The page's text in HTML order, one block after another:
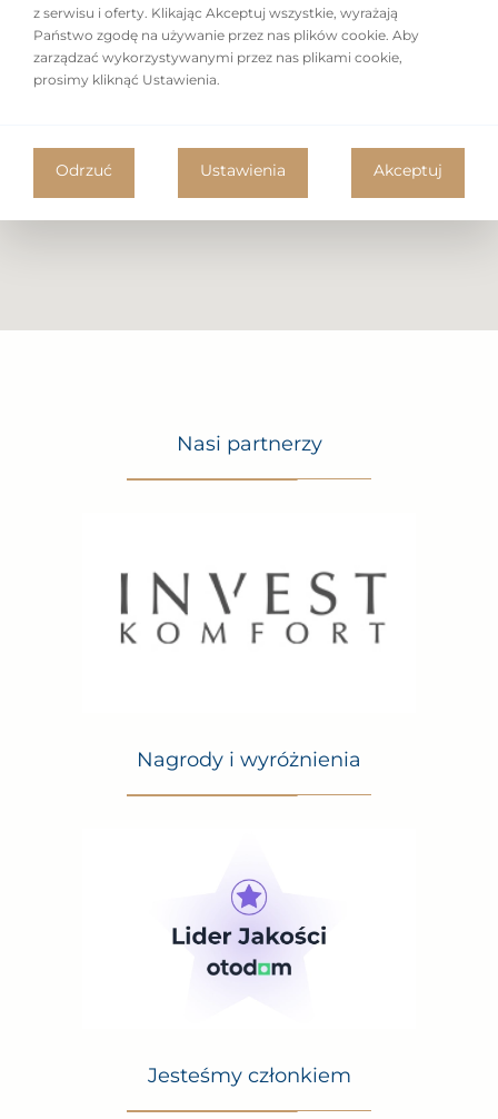
Nasi partnerzy
Nagrody i wyróżnienia
Jesteśmy członkiem
z serwisu i oferty. Klikając Akceptuj wszystkie, wyrażają
Państwo zgodę na używanie przez nas plików cookie. Aby
zarządzać wykorzystywanymi przez nas plikami cookie,
prosimy kliknąć Ustawienia.
Odrzuć Ustawienia Akceptuj